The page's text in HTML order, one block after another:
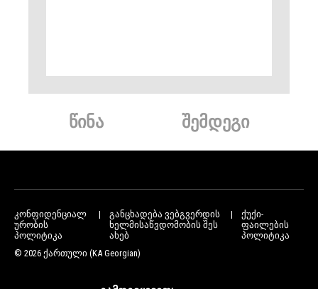
ᲬᲘᲜᲐ ᲨᲔᲛᲓᲔᲒᲘ
კონფიდენციალ
ურობის
პოლიტიკა
განცხადება ვებგვერდის
ხელმისაწვდომობის შეს
ახებ
ქუქი-
ფაილების
პოლიტიკა
© 2026 ქართული (KA Georgian)